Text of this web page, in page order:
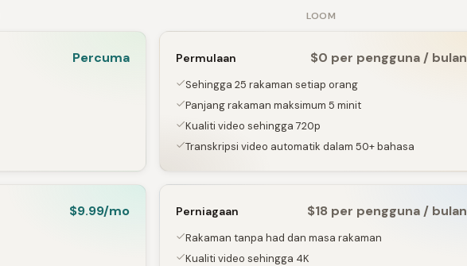
LOOM
Percuma Permulaan $0 per pengguna / bulan
Sehingga 25 rakaman setiap orang
Panjang rakaman maksimum 5 minit
Kualiti video sehingga 720p
Transkripsi video automatik dalam 50+ bahasa
$9.99/mo Perniagaan $18 per pengguna / bulan
Rakaman tanpa had dan masa rakaman
Kualiti video sehingga 4K